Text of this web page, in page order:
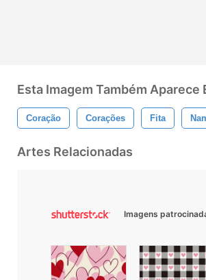
Esta Imagem Também Aparece
Coração Corações Fita
Artes Relacionadas
Imagens